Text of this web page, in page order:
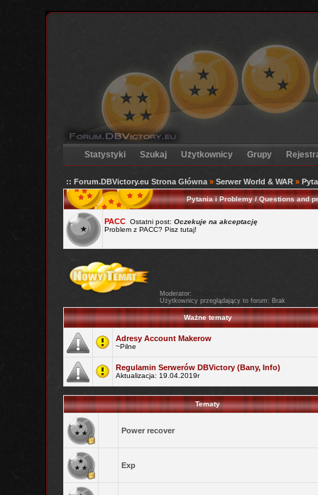
Statystyki Szukaj Użytkownicy Grupy
:: Forum.DBVictory.eu Strona Główna» Serwer World & WAR»
Pytania i Problemy / Questions and
PACCOstatni post: Oczekuje na akceptację
Problem z PACC? Pisz tutaj!
Moderator:
Użytkownicy przeglądający to forum: Brak
Ważne tematy
Adresy Account Makerow
~Pilne
Regulamin Serwerów DBVictory (Bany, Info)
Aktualizacja: 19.04.2019r
Tematy
Power recover
Exp